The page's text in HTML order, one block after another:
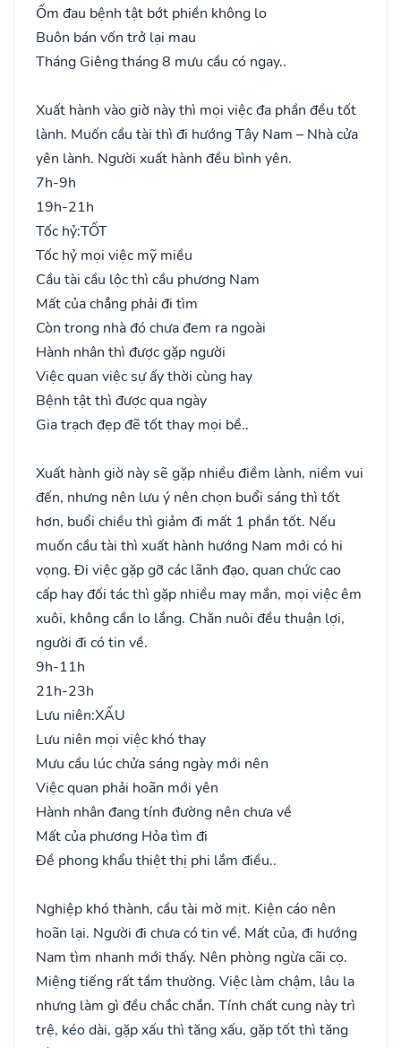
Ốm đau bệnh tật bớt phiền không lo
Buôn bán vốn trở lại mau
Tháng Giêng tháng 8 mưu cầu có ngay..
Xuất hành vào giờ này thì mọi việc đa phần đều tốt
lành. Muốn cầu tài thì đi hướng Tây Nam – Nhà cửa
yên lành. Người xuất hành đều bình yên.
7h-9h
19h-21h
Tốc hỷ:TỐT
Tốc hỷ mọi việc mỹ miều
Cầu tài cầu lộc thì cầu phương Nam
Mất của chẳng phải đi tìm
Còn trong nhà đó chưa đem ra ngoài
Hành nhân thì được gặp người
Việc quan việc sự ấy thời cùng hay
Bệnh tật thì được qua ngày
Gia trạch đẹp đẽ tốt thay mọi bề..
Xuất hành giờ này sẽ gặp nhiều điềm lành, niềm vui
đến, nhưng nên lưu ý nên chọn buổi sáng thì tốt
hơn, buổi chiều thì giảm đi mất 1 phần tốt. Nếu
muốn cầu tài thì xuất hành hướng Nam mới có hi
vọng. Đi việc gặp gỡ các lãnh đạo, quan chức cao
cấp hay đối tác thì gặp nhiều may mắn, mọi việc êm
xuôi, không cần lo lắng. Chăn nuôi đều thuận lợi,
người đi có tin về.
9h-11h
21h-23h
Lưu niên:XẤU
Lưu niên mọi việc khó thay
Mưu cầu lúc chửa sáng ngày mới nên
Việc quan phải hoãn mới yên
Hành nhân đang tính đường nên chưa về
Mất của phương Hỏa tìm đi
Đề phong khẩu thiệt thị phi lắm điều..
Nghiệp khó thành, cầu tài mờ mịt. Kiện cáo nên
hoãn lại. Người đi chưa có tin về. Mất của, đi hướng
Nam tìm nhanh mới thấy. Nên phòng ngừa cãi cọ.
Miệng tiếng rất tầm thường. Việc làm chậm, lâu la
nhưng làm gì đều chắc chắn. Tính chất cung này trì
trệ, kéo dài, gặp xấu thì tăng xấu, gặp tốt thì tăng